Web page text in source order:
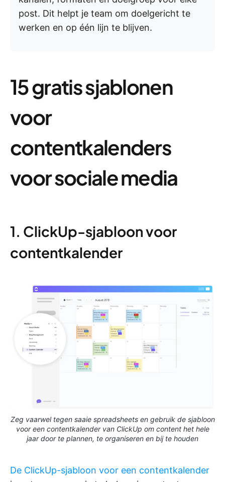
post. Dit helpt je team om doelgericht te
werken en op één lijn te blijven.
15 gratis sjablonen
voor
contentkalenders
voor sociale media
1. ClickUp-sjabloon voor
contentkalender
Zeg vaarwel tegen saaie spreadsheets en gebruik de sjabloon
voor een contentkalender van ClickUp om content het hele
jaar door te plannen, te organiseren en bij te houden
De ClickUp-sjabloon voor een contentkalender